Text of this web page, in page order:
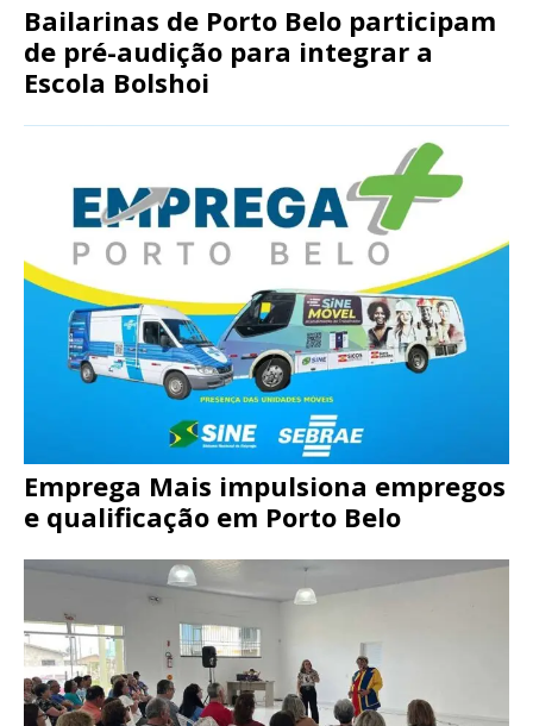
Bailarinas de Porto Belo participam
de pré-audição para integrar a
Escola Bolshoi
Emprega Mais impulsiona empregos
e qualificação em Porto Belo